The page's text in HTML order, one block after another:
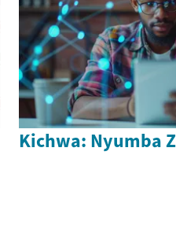
Kichwa: Nyumba